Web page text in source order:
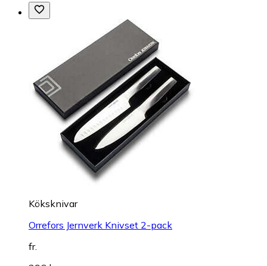
Köksknivar
Orrefors Jernverk Knivset 2-pack
fr.